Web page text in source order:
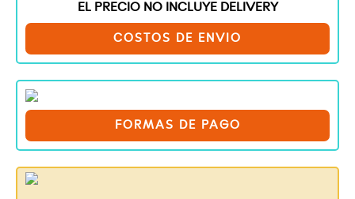
EL PRECIO NO INCLUYE DELIVERY
COSTOS DE ENVIO
FORMAS DE PAGO